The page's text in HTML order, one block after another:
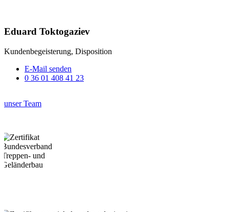
Eduard Toktogaziev
Kundenbegeisterung, Disposition
E-Mail senden
0 36 01 408 41 23
unser Team